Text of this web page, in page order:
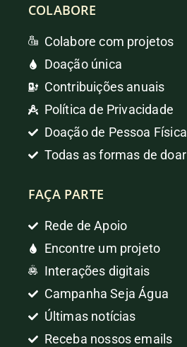
COLABORE
Colabore com projetos
Doação única
Contribuições anuais
Política de Privacidade
Doação de Pessoa Física
Todas as formas de doar
FAÇA PARTE
Rede de Apoio
Encontre um projeto
Interações digitais
Campanha Seja Água
Últimas notícias
Receba nossos emails